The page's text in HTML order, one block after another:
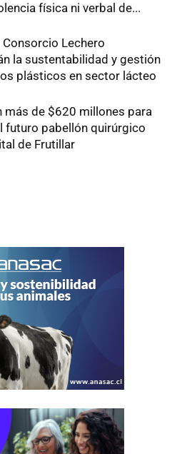
física ni verbal de...
Consorcio Lechero
la sustentabilidad y gestión
plásticos en sector lácteo
más de $620 millones para
futuro pabellón quirúrgico
de Frutillar